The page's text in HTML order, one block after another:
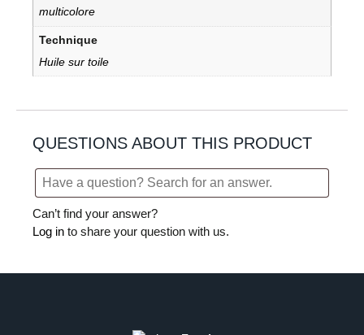
multicolore
Technique
Huile sur toile
QUESTIONS ABOUT THIS PRODUCT
Can’t find your answer?
Log in to share your question with us.